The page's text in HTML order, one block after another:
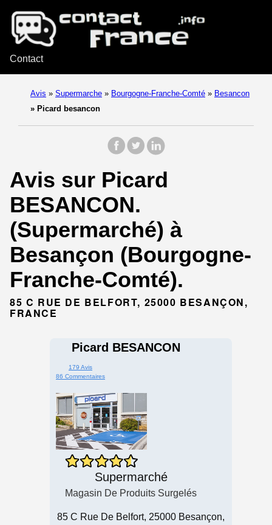
Contact
Avis » Supermarche » Bourgogne-Franche-Comté » Besancon
» Picard besancon
Avis sur Picard
BESANCON.
(Supermarché) à
Besançon (Bourgogne-
Franche-Comté).
85 C RUE DE BELFORT, 25000 BESANÇON,
FRANCE
Picard BESANCON
179 Avis
86 Commentaires
Supermarché
Magasin De Produits Surgelés
85 C Rue De Belfort, 25000 Besançon,